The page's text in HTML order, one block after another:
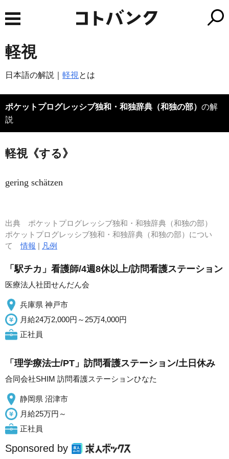
軽視
日本語の解説｜ 軽視 とは
ポケットプログレッシブ独和・和独辞典（和独の部） の解
説
軽視《する》
gering schätzen
出典 ポケットプログレッシブ独和・和独辞典（和独の部）
ポケットプログレッシブ独和・和独辞典（和独の部）につい
て情報 | 凡例
「駅チカ」看護師/4週8休以上/訪問看護ステーション
医療法人社団せんだん会
兵庫県 神戸市
月給24万2,000円～25万4,000円
正社員
「理学療法士/PT」訪問看護ステーション/土日休み
合同会社SHIM 訪問看護ステーションひなた
静岡県 沼津市
月給25万円～
正社員
Sponsored by